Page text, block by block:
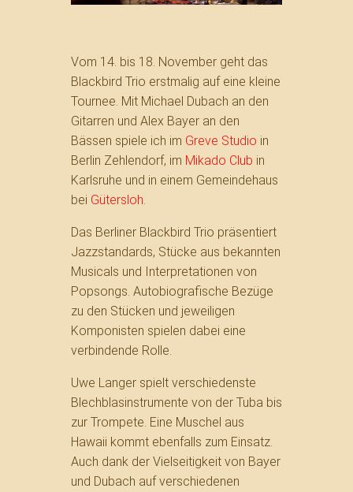
Vom 14. bis 18. November geht das
Blackbird Trio erstmalig auf eine kleine
Tournee. Mit Michael Dubach an den
Gitarren und Alex Bayer an den
Bässen spiele ich im Greve Studio in
Berlin Zehlendorf, im Mikado Club in
Karlsruhe und in einem Gemeindehaus
bei Gütersloh
Das Berliner Blackbird Trio präsentiert
Jazzstandards, Stücke aus bekannten
Musicals und Interpretationen von
Popsongs. Autobiografische Bezüge
zu den Stücken und jeweiligen
Komponisten spielen dabei eine
verbindende Rolle.
Uwe Langer spielt verschiedenste
Blechblasinstrumente von der Tuba bis
zur Trompete. Eine Muschel aus
Hawaii kommt ebenfalls zum Einsatz.
Auch dank der Vielseitigkeit von Bayer
und Dubach auf verschiedenen